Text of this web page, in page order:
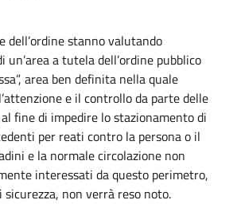
dell’ordine stanno valutando
un’area a tutela dell’ordine pubblico
area ben definita nella quale
e il controllo da parte delle
fine di impedire lo stazionamento di
per reati contro la persona o il
e la normale circolazione non
interessati da questo perimetro,
non verrà reso noto.